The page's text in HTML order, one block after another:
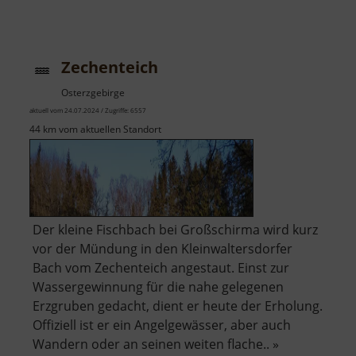
Zechenteich
Osterzgebirge
aktuell vom 24.07.2024 / Zugriffe: 6557
44 km vom aktuellen Standort
Der kleine Fischbach bei Großschirma wird kurz
vor der Mündung in den Kleinwaltersdorfer
Bach vom Zechenteich angestaut. Einst zur
Wassergewinnung für die nahe gelegenen
Erzgruben gedacht, dient er heute der Erholung.
Offiziell ist er ein Angelgewässer, aber auch
Wandern oder an seinen weiten flache.. »